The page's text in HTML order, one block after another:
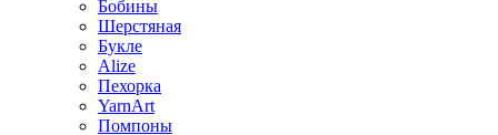
Бобины
Шерстяная
Букле
Alize
Пехорка
YarnArt
Помпоны